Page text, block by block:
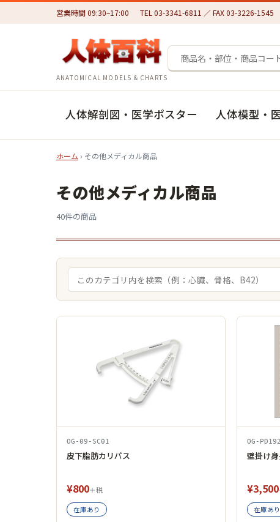
営業時間 09:30–17:00 TEL 03-3341-6811 ／ FAX 03-3226-1545
ANATOMICAL MODELS & CHARTS
人体解剖図・医学ポスター 人体模型・
ホーム › その他メディカル商品
その他メディカル商品
40件の商品
OG-09-SC01
皮下脂肪カリパス
¥800＋税
在庫あり
OG-PD192
壁掛け
¥3,500
在庫あり